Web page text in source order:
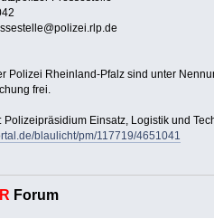
Polizei Rheinland-Pfalz sind unter
frei.
Einsatz, Logistik und
blaulicht/pm/117719/4651041
Forum